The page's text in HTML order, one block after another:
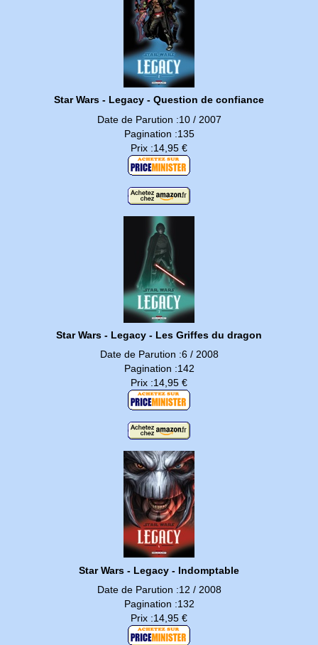
Star Wars - Legacy - Question de confiance
Date de Parution :10 / 2007
Pagination :135
Prix :14,95 €
Star Wars - Legacy - Les Griffes du dragon
Date de Parution :6 / 2008
Pagination :142
Prix :14,95 €
Star Wars - Legacy - Indomptable
Date de Parution :12 / 2008
Pagination :132
Prix :14,95 €